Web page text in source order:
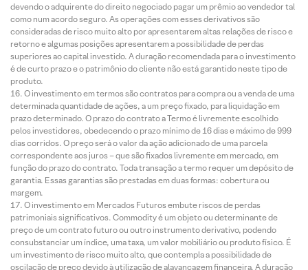
devendo o adquirente do direito negociado pagar um prêmio ao vendedor tal
como num acordo seguro. As operações com esses derivativos são
consideradas de risco muito alto por apresentarem altas relações de risco e
retorno e algumas posições apresentarem a possibilidade de perdas
superiores ao capital investido. A duração recomendada para o investimento
é de curto prazo e o patrimônio do cliente não está garantido neste tipo de
produto.
O investimento em termos são contratos para compra ou a venda de uma
determinada quantidade de ações, a um preço fixado, para liquidação em
prazo determinado. O prazo do contrato a Termo é livremente escolhido
pelos investidores, obedecendo o prazo mínimo de 16 dias e máximo de 999
dias corridos. O preço será o valor da ação adicionado de uma parcela
correspondente aos juros – que são fixados livremente em mercado, em
função do prazo do contrato. Toda transação a termo requer um depósito de
garantia. Essas garantias são prestadas em duas formas: cobertura ou
margem.
O investimento em Mercados Futuros embute riscos de perdas
patrimoniais significativos. Commodity é um objeto ou determinante de
preço de um contrato futuro ou outro instrumento derivativo, podendo
consubstanciar um índice, uma taxa, um valor mobiliário ou produto físico. É
um investimento de risco muito alto, que contempla a possibilidade de
oscilação de preço devido à utilização de alavancagem financeira. A duração